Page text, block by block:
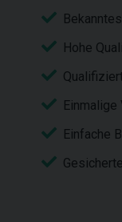
Hohe
Einfache